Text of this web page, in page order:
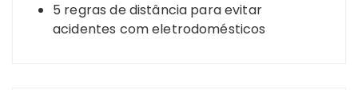
5 regras de distância para evitar
acidentes com eletrodomésticos